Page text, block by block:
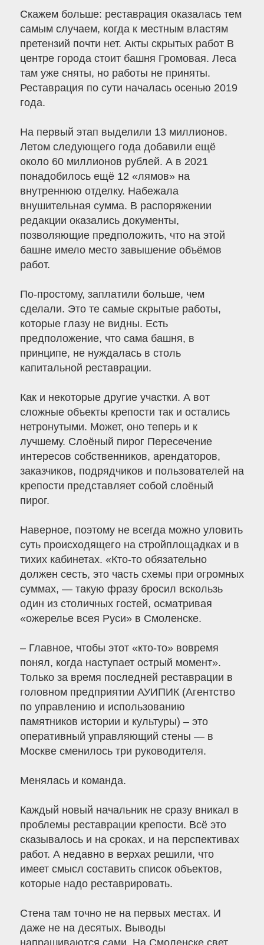
Скажем больше: реставрация оказалась тем
самым случаем, когда к местным властям
претензий почти нет. Акты скрытых работ В
центре города стоит башня Громовая. Леса
там уже сняты, но работы не приняты.
Реставрация по сути началась осенью 2019
года.
На первый этап выделили 13 миллионов.
Летом следующего года добавили ещё
около 60 миллионов рублей. А в 2021
понадобилось ещё 12 «лямов» на
внутреннюю отделку. Набежала
внушительная сумма. В распоряжении
редакции оказались документы,
позволяющие предположить, что на этой
башне имело место завышение объёмов
работ.
По-простому, заплатили больше, чем
сделали. Это те самые скрытые работы,
которые глазу не видны. Есть
предположение, что сама башня, в
принципе, не нуждалась в столь
капитальной реставрации.
Как и некоторые другие участки. А вот
сложные объекты крепости так и остались
нетронутыми. Может, оно теперь и к
лучшему. Слоёный пирог Пересечение
интересов собственников, арендаторов,
заказчиков, подрядчиков и пользователей на
крепости представляет собой слоёный
пирог.
Наверное, поэтому не всегда можно уловить
суть происходящего на стройплощадках и в
тихих кабинетах. «Кто-то обязательно
должен сесть, это часть схемы при огромных
суммах, — такую фразу бросил вскользь
один из столичных гостей, осматривая
«ожерелье всея Руси» в Смоленске.
– Главное, чтобы этот «кто-то» вовремя
понял, когда наступает острый момент».
Только за время последней реставрации в
головном предприятии АУИПИК (Агентство
по управлению и использованию
памятников истории и культуры) – это
оперативный управляющий стены — в
Москве сменилось три руководителя.
Менялась и команда.
Каждый новый начальник не сразу вникал в
проблемы реставрации крепости. Всё это
сказывалось и на сроках, и на перспективах
работ. А недавно в верхах решили, что
имеет смысл составить список объектов,
которые надо реставрировать.
Стена там точно не на первых местах. И
даже не на десятых. Выводы